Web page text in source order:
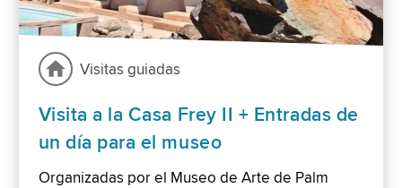
Visitas guiadas
Visita a la Casa Frey II + Entradas de
un día para el museo
Organizadas por el Museo de Arte de Palm